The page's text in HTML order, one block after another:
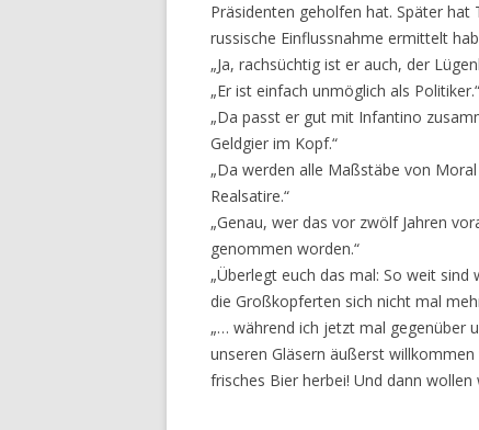
Präsidenten geholfen hat. Später
russische Einflussnahme ermittelt
„Ja, rachsüchtig ist er auch, der
„Er ist einfach unmöglich als Politiker.“
„Da passt er gut mit Infantino
Geldgier im Kopf.“
„Da werden alle Maßstäbe von
Realsatire.“
„Genau, wer das vor zwölf Jahren
genommen worden.“
„Überlegt euch das mal: So weit
die Großkopferten sich nicht mal
„… während ich jetzt mal gegenüber
unseren Gläsern äußerst
frisches Bier herbei! Und dann